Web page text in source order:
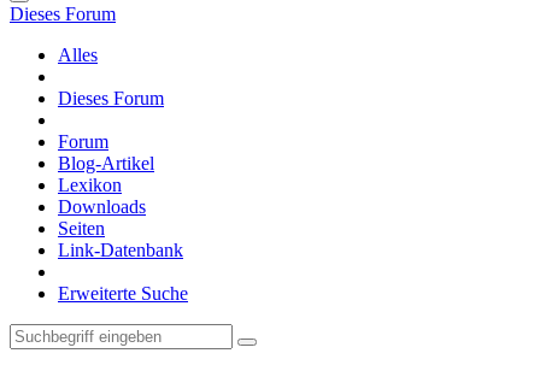
Dieses Forum
Alles
Dieses Forum
Forum
Blog-Artikel
Lexikon
Downloads
Seiten
Link-Datenbank
Erweiterte Suche